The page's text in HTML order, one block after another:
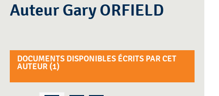
Auteur Gary ORFIELD
DOCUMENTS DISPONIBLES ÉCRITS PAR CET
AUTEUR (1)